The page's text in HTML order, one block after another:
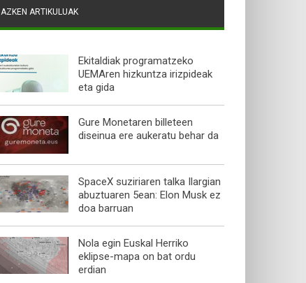
AZKEN ARTIKULUAK
Ekitaldiak programatzeko
UEMAren hizkuntza irizpideak
eta gida
Gure Monetaren billeteen
diseinua ere aukeratu behar da
SpaceX suziriaren talka Ilargian
abuztuaren 5ean: Elon Musk ez
doa barruan
Nola egin Euskal Herriko
eklipse-mapa on bat ordu
erdian